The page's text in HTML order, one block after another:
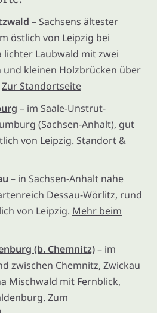
– Sachsens ältester
östlich von Leipzig bei
lichter Laubwald mit zwei
und kleinen Holzbrücken über
Zur Standortseite
– im Saale-Unstrut-
(Sachsen-Anhalt), gut
von Leipzig. Standort &
– in Sachsen-Anhalt nahe
Dessau-Wörlitz, rund
von Leipzig. Mehr beim
(b. Chemnitz)– im
zwischen Chemnitz, Zwickau
Mischwald mit Fernblick,
Zum